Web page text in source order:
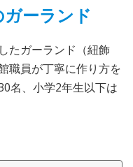
ーランド
たガーランド（紐飾
職員が丁寧に作り方を
名、小学2年生以下は